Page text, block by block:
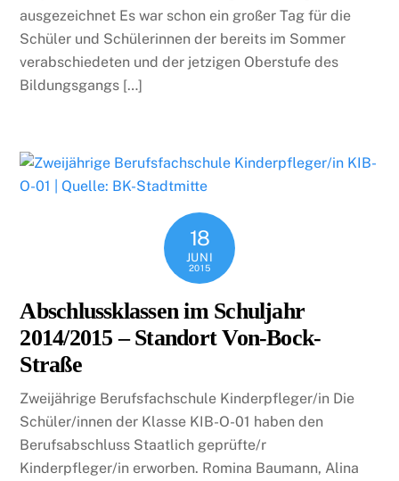
ausgezeichnet Es war schon ein großer Tag für die
Schüler und Schülerinnen der bereits im Sommer
verabschiedeten und der jetzigen Oberstufe des
Bildungsgangs […]
18
JUNI
2015
Abschlussklassen im Schuljahr
2014/2015 – Standort Von-Bock-
Straße
Zweijährige Berufsfachschule Kinderpfleger/in Die
Schüler/innen der Klasse KIB-O-01 haben den
Berufsabschluss Staatlich geprüfte/r
Kinderpfleger/in erworben. Romina Baumann, Alina